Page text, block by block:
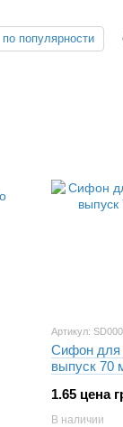
по популярности
Артикул:
Сифон для
выпуск 70
1.65 цена
В наличии